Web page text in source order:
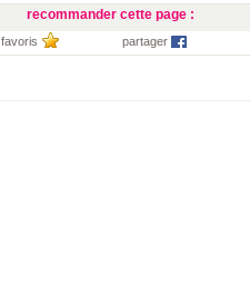
recommander cette page :
favoris partager